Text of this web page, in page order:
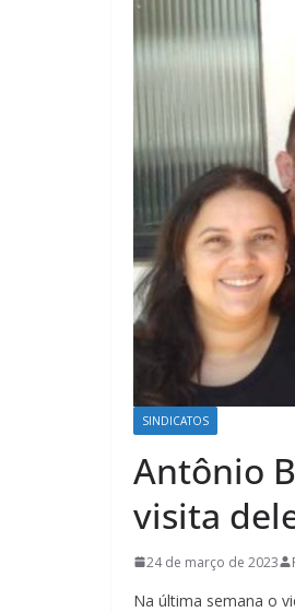
SINDICATOS
Antônio
visita
24 de março de 2023
Na última semana o